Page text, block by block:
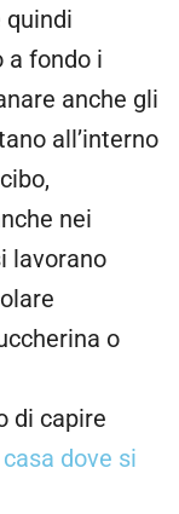
quindi
a fondo i
anche gli
all’interno
nei
lavorano
o
di capire
dove si